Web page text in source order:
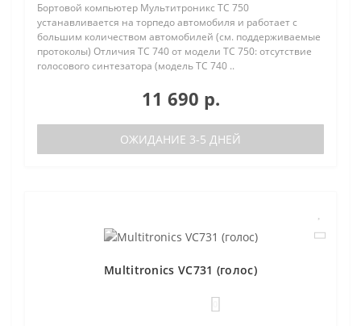
Бортовой компьютер Мультитроникс TC 750
устанавливается на торпедо автомобиля и работает с
большим количеством автомобилей (см. поддерживаемые
протоколы) Отличия TC 740 от модели TC 750: отсутствие
голосового синтезатора (модель TC 740 ..
11 690 р.
ОЖИДАНИЕ 3-5 ДНЕЙ
Multitronics VC731 (голос)